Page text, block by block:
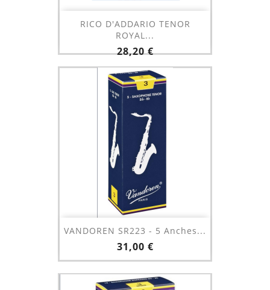
RICO D'ADDARIO TENOR
ROYAL...
Prix
28,20 €
VANDOREN SR223 - 5 Anches...
Prix
31,00 €